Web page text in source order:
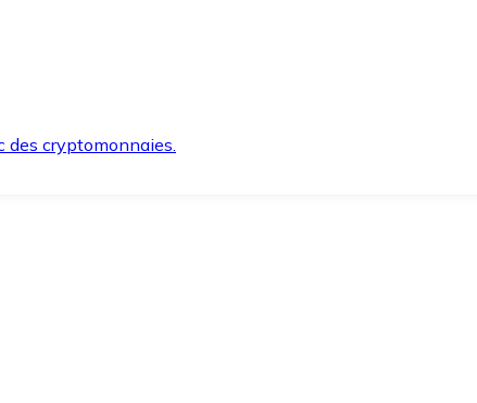
des cryptomonnaies.
et en toute sécurité.
vous en avez besoin.